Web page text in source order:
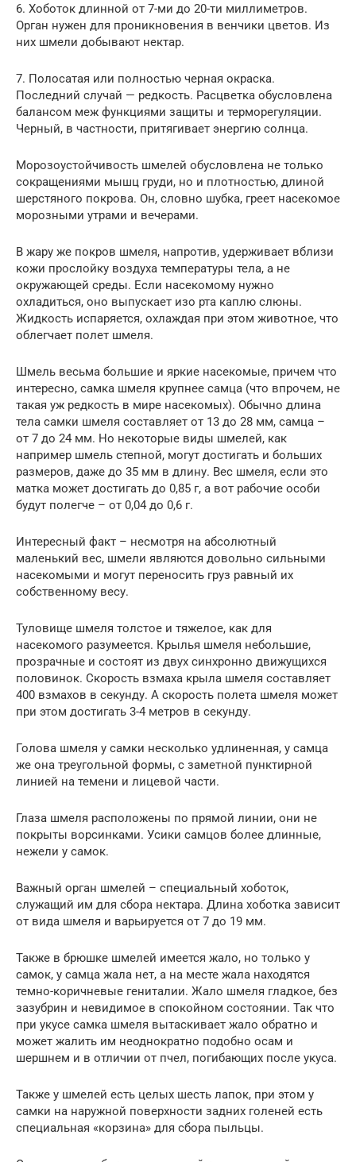
6. Хоботок длинной от 7-ми до 20-ти миллиметров.
Орган нужен для проникновения в венчики цветов. Из
них шмели добывают нектар.
7. Полосатая или полностью черная окраска.
Последний случай — редкость. Расцветка обусловлена
балансом меж функциями защиты и терморегуляции.
Черный, в частности, притягивает энергию солнца.
Морозоустойчивость шмелей обусловлена не только
сокращениями мышц груди, но и плотностью, длиной
шерстяного покрова. Он, словно шубка, греет насекомое
морозными утрами и вечерами.
В жару же покров шмеля, напротив, удерживает вблизи
кожи прослойку воздуха температуры тела, а не
окружающей среды. Если насекомому нужно
охладиться, оно выпускает изо рта каплю слюны.
Жидкость испаряется, охлаждая при этом животное, что
облегчает полет шмеля.
Шмель весьма большие и яркие насекомые, причем что
интересно, самка шмеля крупнее самца (что впрочем, не
такая уж редкость в мире насекомых). Обычно длина
тела самки шмеля составляет от 13 до 28 мм, самца –
от 7 до 24 мм. Но некоторые виды шмелей, как
например шмель степной, могут достигать и больших
размеров, даже до 35 мм в длину. Вес шмеля, если это
матка может достигать до 0,85 г, а вот рабочие особи
будут полегче – от 0,04 до 0,6 г.
Интересный факт – несмотря на абсолютный
маленький вес, шмели являются довольно сильными
насекомыми и могут переносить груз равный их
собственному весу.
Туловище шмеля толстое и тяжелое, как для
насекомого разумеется. Крылья шмеля небольшие,
прозрачные и состоят из двух синхронно движущихся
половинок. Скорость взмаха крыла шмеля составляет
400 взмахов в секунду. А скорость полета шмеля может
при этом достигать 3-4 метров в секунду.
Голова шмеля у самки несколько удлиненная, у самца
же она треугольной формы, с заметной пунктирной
линией на темени и лицевой части.
Глаза шмеля расположены по прямой линии, они не
покрыты ворсинками. Усики самцов более длинные,
нежели у самок.
Важный орган шмелей – специальный хоботок,
служащий им для сбора нектара. Длина хоботка зависит
от вида шмеля и варьируется от 7 до 19 мм.
Также в брюшке шмелей имеется жало, но только у
самок, у самца жала нет, а на месте жала находятся
темно-коричневые гениталии. Жало шмеля гладкое, без
зазубрин и невидимое в спокойном состоянии. Так что
при укусе самка шмеля вытаскивает жало обратно и
может жалить им неоднократно подобно осам и
шершнем и в отличии от пчел, погибающих после укуса.
Также у шмелей есть целых шесть лапок, при этом у
самки на наружной поверхности задних голеней есть
специальная «корзина» для сбора пыльцы.